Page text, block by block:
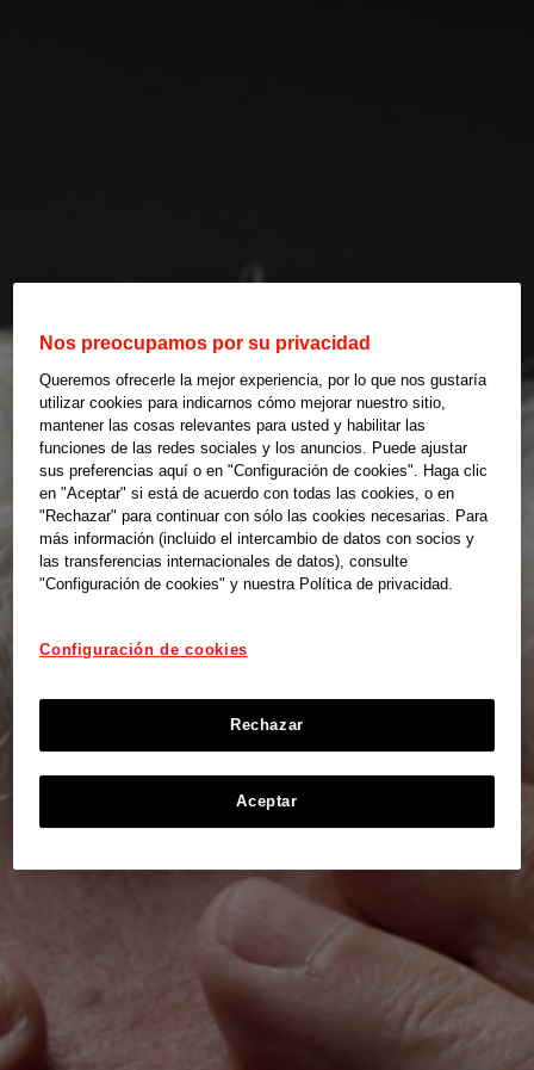
Nos preocupamos por su privacidad
Queremos ofrecerle la mejor experiencia, por lo que nos gustaría
utilizar cookies para indicarnos cómo mejorar nuestro sitio,
mantener las cosas relevantes para usted y habilitar las
funciones de las redes sociales y los anuncios. Puede ajustar
sus preferencias aquí o en "Configuración de cookies". Haga clic
en "Aceptar" si está de acuerdo con todas las cookies, o en
"Rechazar" para continuar con sólo las cookies necesarias. Para
más información (incluido el intercambio de datos con socios y
las transferencias internacionales de datos), consulte
"Configuración de cookies" y nuestra Política de privacidad.
Configuración de cookies
Rechazar
Aceptar